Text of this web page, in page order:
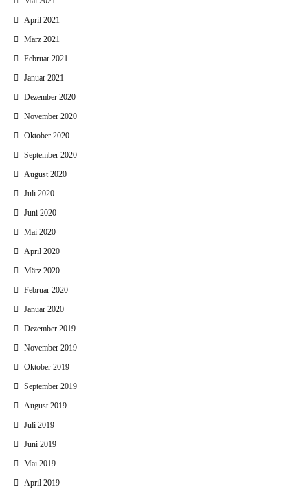
April 2021
März 2021
Februar 2021
Januar 2021
Dezember 2020
November 2020
Oktober 2020
September 2020
August 2020
Juli 2020
Juni 2020
Mai 2020
April 2020
März 2020
Februar 2020
Januar 2020
Dezember 2019
November 2019
Oktober 2019
September 2019
August 2019
Juli 2019
Juni 2019
Mai 2019
April 2019